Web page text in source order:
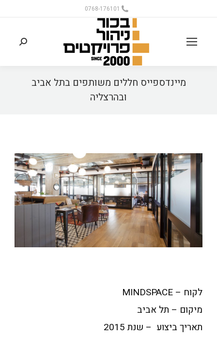
0768-176101
מיינדספייס חללים משותפים בתל אביב
ובהרצליה
לקוח – MINDSPACE
מיקום – תל אביב
תאריך ביצוע – שנת 2015